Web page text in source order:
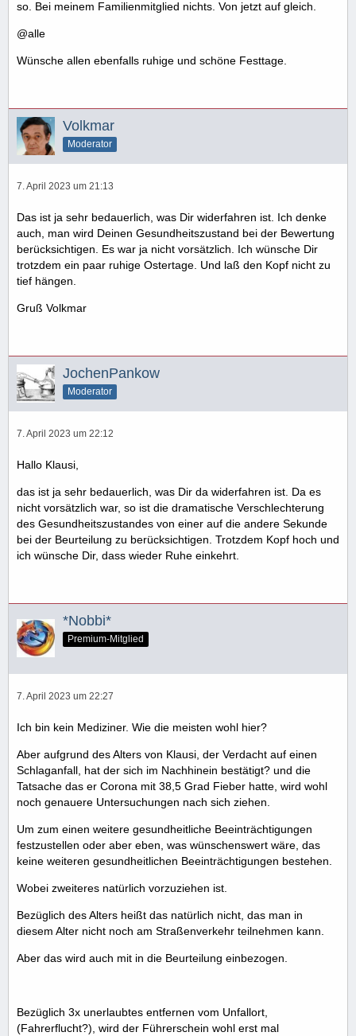
so. Bei meinem Familienmitglied nichts. Von jetzt auf gleich.
@alle
Wünsche allen ebenfalls ruhige und schöne Festtage.
Volkmar
Moderator
7. April 2023 um 21:13
Das ist ja sehr bedauerlich, was Dir widerfahren ist. Ich denke
auch, man wird Deinen Gesundheitszustand bei der Bewertung
berücksichtigen. Es war ja nicht vorsätzlich. Ich wünsche Dir
trotzdem ein paar ruhige Ostertage. Und laß den Kopf nicht zu
tief hängen.
Gruß Volkmar
JochenPankow
Moderator
7. April 2023 um 22:12
Hallo Klausi,
das ist ja sehr bedauerlich, was Dir da widerfahren ist. Da es
nicht vorsätzlich war, so ist die dramatische Verschlechterung
des Gesundheitszustandes von einer auf die andere Sekunde
bei der Beurteilung zu berücksichtigen. Trotzdem Kopf hoch und
ich wünsche Dir, dass wieder Ruhe einkehrt.
*Nobbi*
Premium-Mitglied
7. April 2023 um 22:27
Ich bin kein Mediziner. Wie die meisten wohl hier?
Aber aufgrund des Alters von Klausi, der Verdacht auf einen
Schlaganfall, hat der sich im Nachhinein bestätigt? und die
Tatsache das er Corona mit 38,5 Grad Fieber hatte, wird wohl
noch genauere Untersuchungen nach sich ziehen.
Um zum einen weitere gesundheitliche Beeinträchtigungen
festzustellen oder aber eben, was wünschenswert wäre, das
keine weiteren gesundheitlichen Beeinträchtigungen bestehen.
Wobei zweiteres natürlich vorzuziehen ist.
Bezüglich des Alters heißt das natürlich nicht, das man in
diesem Alter nicht noch am Straßenverkehr teilnehmen kann.
Aber das wird auch mit in die Beurteilung einbezogen.
Bezüglich 3x unerlaubtes entfernen vom Unfallort,
(Fahrerflucht?), wird der Führerschein wohl erst mal